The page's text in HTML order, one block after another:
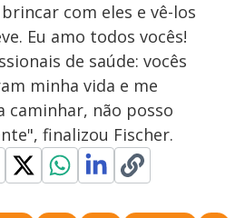
com eles e vê-los
Eu amo todos vocês!
de saúde: vocês
minha vida e me
caminhar, não posso
finalizou Fischer.